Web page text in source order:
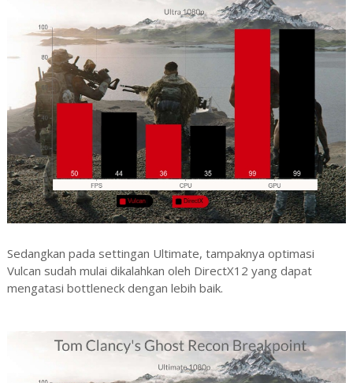
Sedangkan pada settingan Ultimate, tampaknya optimasi
Vulcan sudah mulai dikalahkan oleh DirectX12 yang dapat
mengatasi bottleneck dengan lebih baik.